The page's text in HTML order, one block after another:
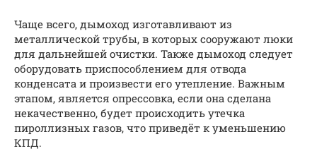
Чаще всего, дымоход изготавливают из
металлической трубы, в которых сооружают люки
для дальнейшей очистки. Также дымоход следует
оборудовать приспособлением для отвода
конденсата и произвести его утепление. Важным
этапом, является опрессовка, если она сделана
некачественно, будет происходить утечка
пироллизных газов, что приведёт к уменьшению
КПД.